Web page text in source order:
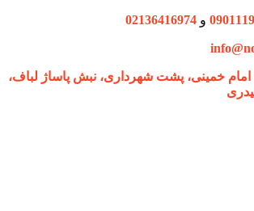
و 02136416974
امام خمینی، پشت شهرداری، نبش پاساژ لباف،